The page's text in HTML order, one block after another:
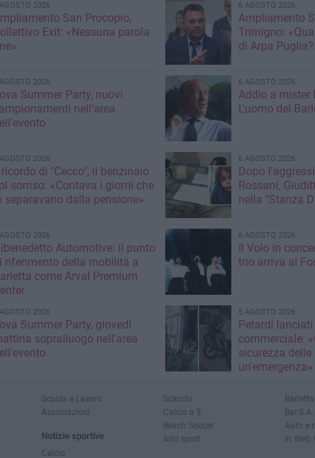
2026
San Procopio,
Exit: «Nessuna parola
6 AGOSTO 2026
Ampliamento
Trimigno:
di Arpa
2026
Summer Party, nuovi
nell'area
6 AGOSTO 2026
Addio a mister
L'uomo del
2026
Il ricordo di "Cecco", il benzinaio
sorriso: «Contava i giorni che
separavano dalla pensione»
6 AGOSTO 2026
Dopo
Rossani,
nella "Stanza
2026
Automotive: il punto
riferimento della mobilità a
come Arval Premium
6 AGOSTO 2026
Il Volo in
trio arriva al
2026
Summer Party, giovedì
sopralluogo nell'area
5 AGOSTO 2026
Petardi
commerciale:
sicurezza delle
un'emergenza»
Scuola e Lavoro
Associazioni
Notizie sportive
Calcio
Scacchi
Calcio a 5
Beach Soccer
Altri sport
Auto e
In Web